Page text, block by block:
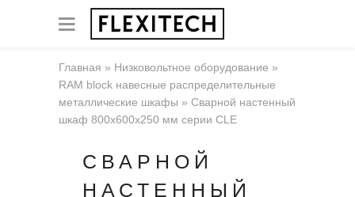
Главная » Низковольтное оборудование »
RAM block навесные распределительные
металлические шкафы » Сварной настенный
шкаф 800x600x250 мм серии CLE
СВАРНОЙ
НАСТЕННЫЙ